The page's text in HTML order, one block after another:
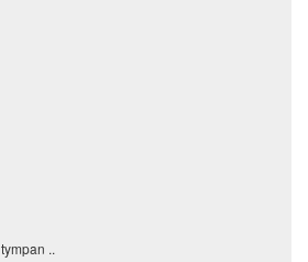
tympan ..